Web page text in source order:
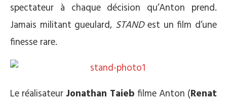
spectateur à chaque décision qu’Anton prend.
Jamais militant gueulard, STANDest un film d’une
finesse rare.
Le réalisateur Jonathan Taieb filme Anton (Renat